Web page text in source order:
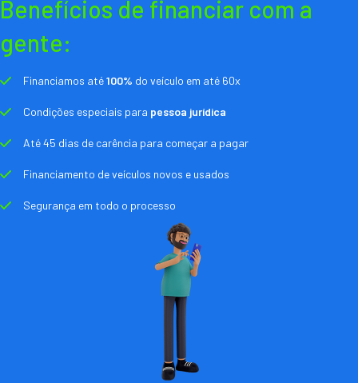
Benefícios de financiar com a
gente:
Financiamos até100% do veículo em até 60x
Condições especiais para pessoa jurídica
Até 45 dias de carência para começar a pagar
Financiamento de veículos novos e usados
Segurança em todo o processo